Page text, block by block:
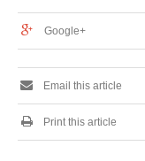
Google+
Email this article
Print this article